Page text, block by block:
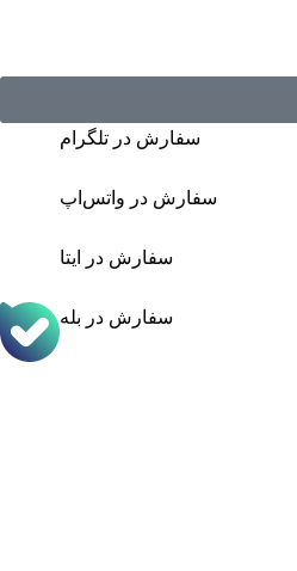
سفارش در تلگرام
سفارش در واتس‌اپ
سفارش در ایتا
سفارش در بله